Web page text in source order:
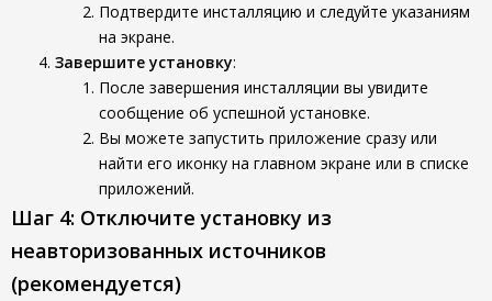
Подтвердите инсталляцию и следуйте указаниям
на экране.
Завершите установку:
После завершения инсталляции вы увидите
сообщение об успешной установке.
Вы можете запустить приложение сразу или
найти его иконку на главном экране или в списке
приложений.
Шаг 4: Отключите установку из
неавторизованных источников
(рекомендуется)